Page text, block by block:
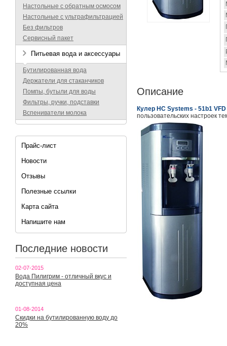
Настольные с обратным осмосом
Настольные с ультрафильтрацией
Без фильтров
Сервисный пакет
Питьевая вода и аксессуары
Бутилированная вода
Держатели для стаканчиков
Помпы, бутыли для воды
Фильтры, ручки, подставки
Вспениватели молока
Прайс-лист
Новости
Отзывы
Полезные ссылки
Карта сайта
Напишите нам
Последние новости
02-07-2015
Вода Пилигрим - отличный вкус и
доступная цена
01-08-2014
Скидки на бутилированную воду до
20%
Описание
Кулер HC Systems - 51b1 VFD
пользовательских настроек